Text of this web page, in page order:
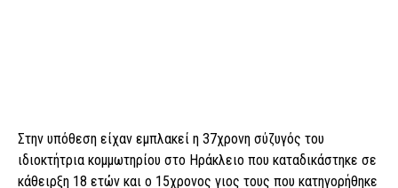
Στην υπόθεση είχαν εμπλακεί η 37χρονη σύζυγός του
ιδιοκτήτρια κομμωτηρίου στο Ηράκλειο που καταδικάστηκε σε
κάθειρξη 18 ετών και ο 15χρονος γιος τους που κατηγορήθηκε